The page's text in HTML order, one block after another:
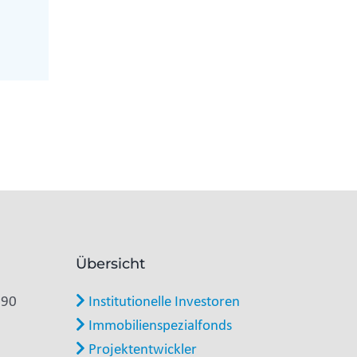
Übersicht
Institutionelle Investoren
Immobilienspezialfonds
Projektentwickler